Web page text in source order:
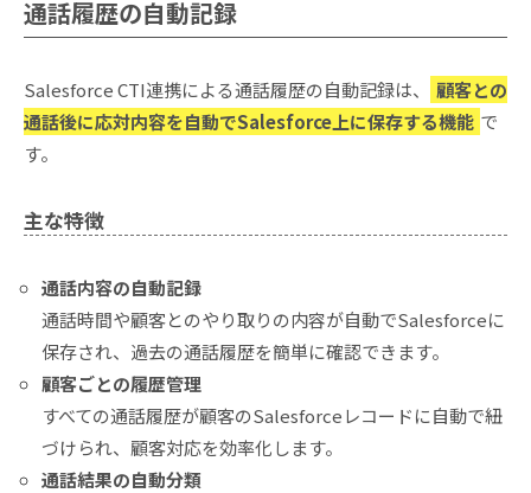
通話履歴の自動記録
Salesforce CTI連携による通話履歴の自動記録は、
顧客との
通話後に応対内容を自動でSalesforce上に保存する機能 で
す。
主な特徴
通話内容の自動記録
通話時間や顧客とのやり取りの内容が自動でSalesforceに
保存され、過去の通話履歴を簡単に確認できます。
顧客ごとの履歴管理
すべての通話履歴が顧客のSalesforceレコードに自動で紐
づけられ、顧客対応を効率化します。
通話結果の自動分類